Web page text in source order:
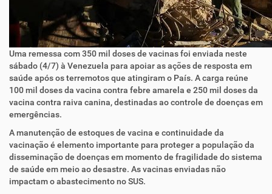
Uma remessa com 350 mil doses de vacinas foi enviada neste
sábado (4/7) à Venezuela para apoiar as ações de resposta em
saúde após os terremotos que atingiram o País. A carga reúne
100 mil doses da vacina contra febre amarela e 250 mil doses da
vacina contra raiva canina, destinadas ao controle de doenças em
emergências.
A manutenção de estoques de vacina e continuidade da
vacinação é elemento importante para proteger a população da
disseminação de doenças em momento de fragilidade do sistema
de saúde em meio ao desastre. As vacinas enviadas não
impactam o abastecimento no SUS.